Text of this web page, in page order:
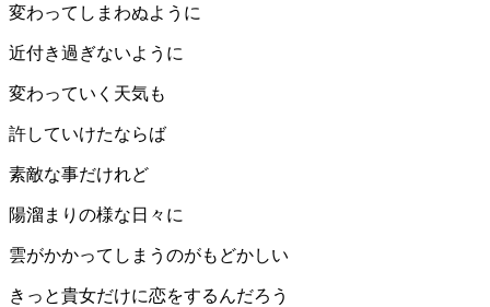
変わってしまわぬように
近付き過ぎないように
変わっていく天気も
許していけたならば
素敵な事だけれど
陽溜まりの様な日々に
雲がかかってしまうのがもどかしい
きっと貴女だけに恋をするんだろう